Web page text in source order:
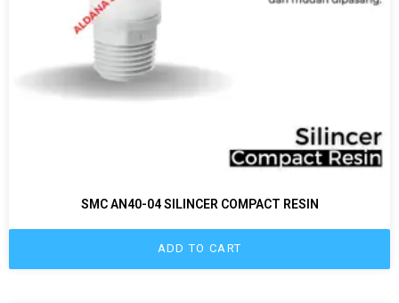
SMC AN40-04 SILINCER COMPACT RESIN
ADD TO CART